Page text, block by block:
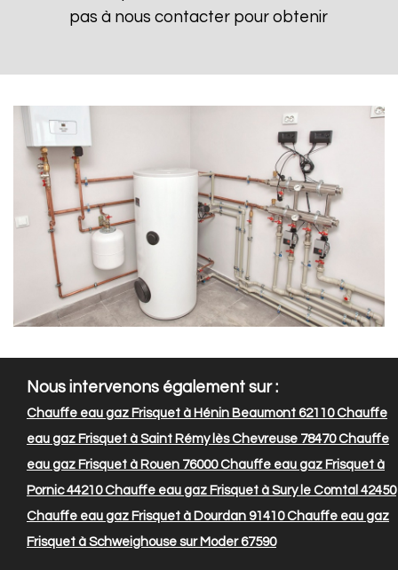
pas à nous contacter pour obtenir
Nous intervenons également sur :
Chauffe eau gaz Frisquet à Hénin Beaumont 62110Chauffe
eau gaz Frisquet à Saint Rémy lès Chevreuse 78470Chauffe
eau gaz Frisquet à Rouen 76000Chauffe eau gaz Frisquet à
Pornic 44210Chauffe eau gaz Frisquet à Sury le Comtal 42450
Chauffe eau gaz Frisquet à Dourdan 91410Chauffe eau gaz
Frisquet à Schweighouse sur Moder 67590